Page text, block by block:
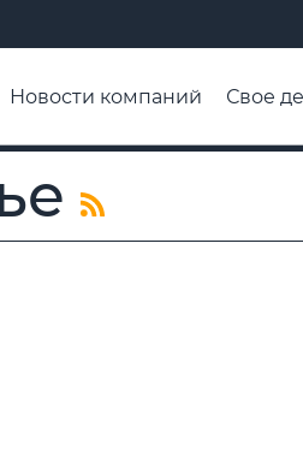
Новости компаний
Свое